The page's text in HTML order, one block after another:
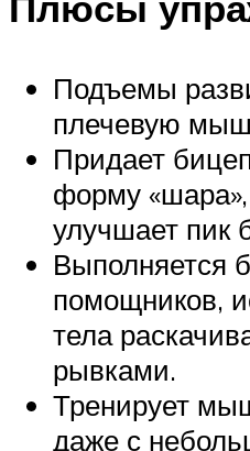
Подъемы
плечевую
Придает
форму
улучшает пик
Выполняется
помощников,
тела
рывками.
Тренирует
даже с